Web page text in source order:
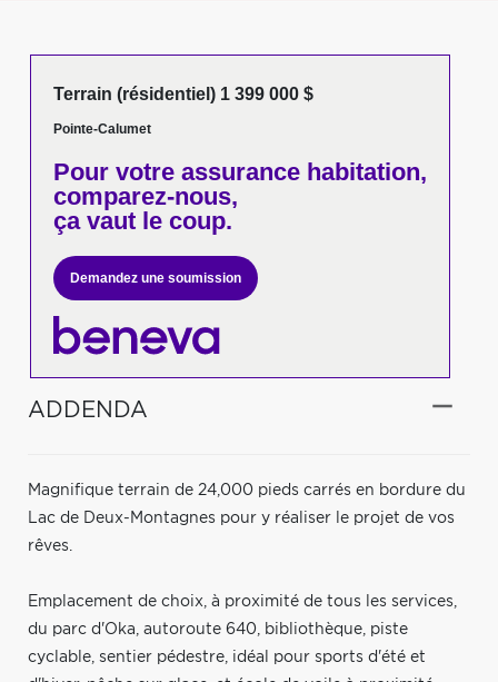
Terrain (résidentiel) 1 399 000 $
Pointe-Calumet
Pour votreassurance habitation,
comparez-nous,
ça vaut le coup.
Demandez une soumission
ADDENDA
Magnifique terrain de 24,000 pieds carrés en bordure du
Lac de Deux-Montagnes pour y réaliser le projet de vos
rêves.
Emplacement de choix, à proximité de tous les services,
du parc d'Oka, autoroute 640, bibliothèque, piste
cyclable, sentier pédestre, idéal pour sports d'été et